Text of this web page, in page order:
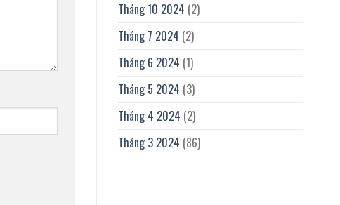
Tháng 10 2024 (2)
Tháng 7 2024 (2)
Tháng 6 2024 (1)
Tháng 5 2024 (3)
Tháng 4 2024 (2)
Tháng 3 2024 (86)